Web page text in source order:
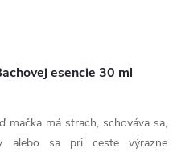
esencie 30 ml
mačka má strach, schováva sa,
alebo sa pri ceste výrazne